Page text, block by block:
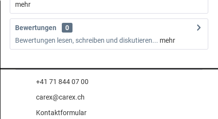
mehr
Bewertungen
0
Bewertungen lesen, schreiben und diskutieren... mehr
+41 71 844 07 00
carex@carex.ch
Kontaktformular